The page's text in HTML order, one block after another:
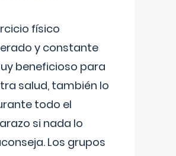
físico
y constante
beneficioso para
salud, también lo
todo el
si nada lo
Los grupos